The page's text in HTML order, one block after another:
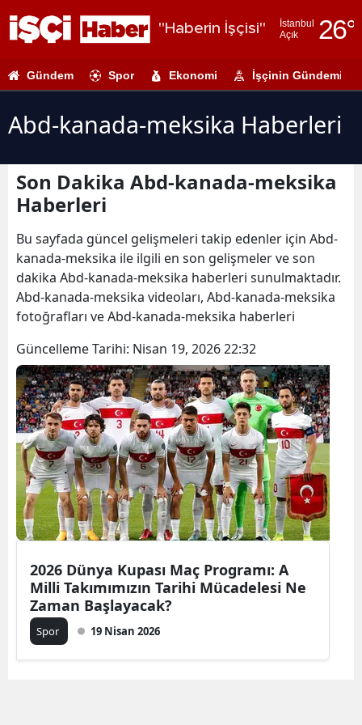
"Haberin İşçisi"
İstanbul
Açık
26°
Adıyaman
Amasya
Antalya
Artvin
Bilecik
Bingöl
Bitlis
Bolu
Burdur
Bursa
Gündem Spor Ekonomi İşçinin Gündemi
Abd-kanada-meksika Haberleri
Son Dakika Abd-kanada-meksika
Haberleri
Bu sayfada güncel gelişmeleri takip edenler için Abd-
kanada-meksika ile ilgili en son gelişmeler ve son
dakika Abd-kanada-meksika haberleri sunulmaktadır.
Abd-kanada-meksika videoları, Abd-kanada-meksika
fotoğrafları ve Abd-kanada-meksika haberleri
Güncelleme Tarihi: Nisan 19, 2026 22:32
2026 Dünya Kupası Maç Programı: A
Milli Takımımızın Tarihi Mücadelesi Ne
Zaman Başlayacak?
Spor 19 Nisan 2026